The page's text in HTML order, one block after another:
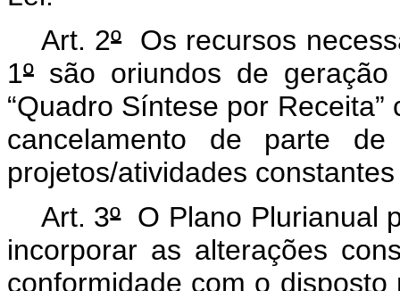
Art. 2ºOs recursos
1º são oriundos de
“Quadro Síntese por
cancelamento de parte
projetos/atividades
Art. 3ºO Plano Plurianual
incorporar as alterações
conformidade com o